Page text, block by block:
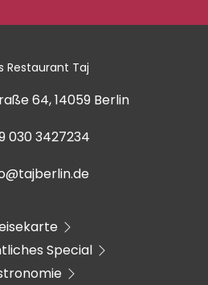
Restaurant Taj
64, 14059 Berlin
030 3427234
Special